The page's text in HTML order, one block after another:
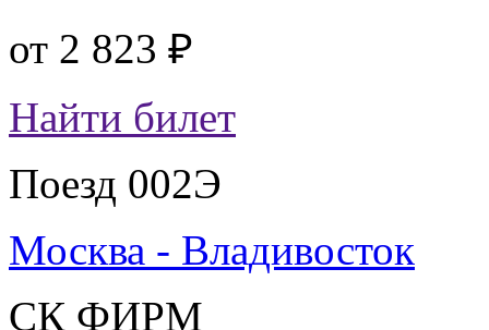
от 2 823 ₽
Найти билет
Поезд 002Э
Москва - Владивосток
СК ФИРМ